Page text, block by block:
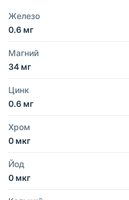
Железо
0.6 мг
Магний
34 мг
Цинк
0.6 мг
Хром
0 мкг
Йод
0 мкг